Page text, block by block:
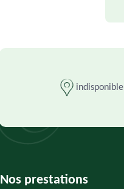
indisponible
Nos prestations